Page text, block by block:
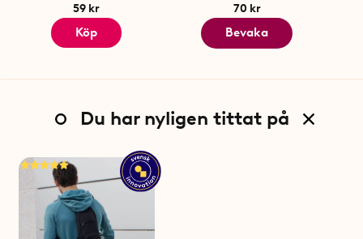
59 kr
Köp
70 kr
Bevaka
Du har nyligen tittat på